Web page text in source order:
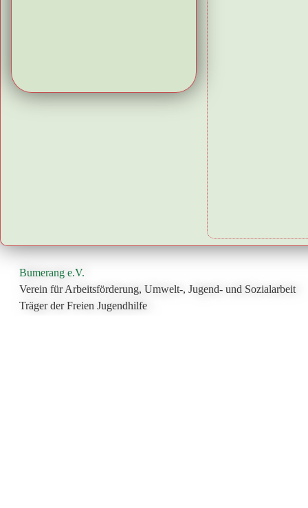
Bumerang e.V.
Verein für Arbeitsförderung, Umwelt-, Jugend- und Sozialarbeit
Träger der Freien Jugendhilfe